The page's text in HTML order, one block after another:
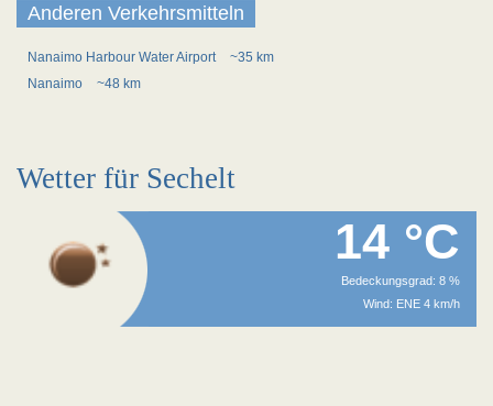
Anderen Verkehrsmitteln
Nanaimo Harbour Water Airport
~35 km
Nanaimo
~48 km
Wetter für Sechelt
14 °C
Bedeckungsgrad: 8 %
Wind: ENE 4 km/h